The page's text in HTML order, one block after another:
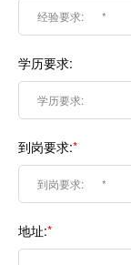
经验要求: *
学历要求:
学历要求:
到岗要求:*
到岗要求: *
地址:*